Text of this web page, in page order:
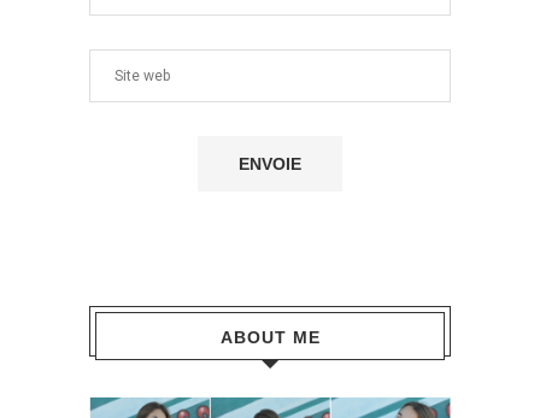
ABOUT ME